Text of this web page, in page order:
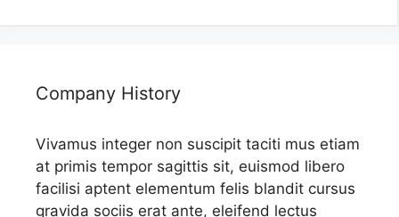
Company History
Vivamus integer non suscipit taciti mus etiam
at primis tempor sagittis sit, euismod libero
facilisi aptent elementum felis blandit cursus
gravida sociis erat ante, eleifend lectus